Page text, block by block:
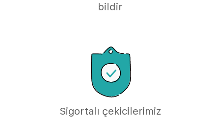
bildir
Sigortalı çekicilerimiz